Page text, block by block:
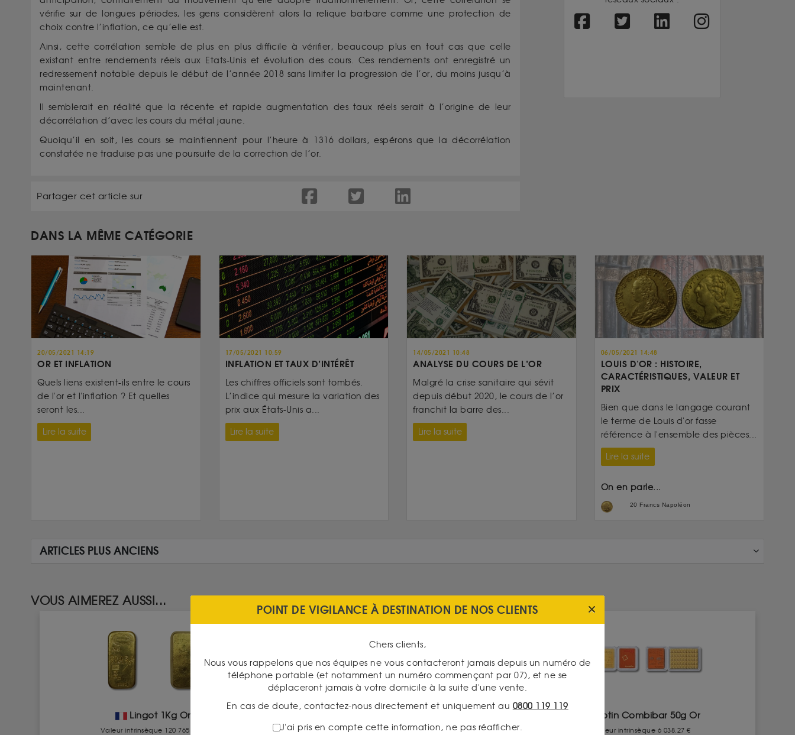
vérifie sur de longues périodes, les gens considèrent alors la relique barbare comme une protection de
choix contre l’inflation, ce qu’elle est.
Ainsi, cette corrélation semble de plus en plus difficile à vérifier, beaucoup plus en tout cas que celle
existant entre rendements réels aux Etats-Unis et évolution des cours. Ces rendements ont enregistré un
redressement notable depuis le début de l’année 2018 sans limiter la progression de l’or, du moins jusqu’à
maintenant.
Il semblerait en réalité que la récente et rapide augmentation des taux réels serait à l’origine de leur
décorrélation d’avec les cours du métal jaune.
Quoiqu’il en soit, les cours se maintiennent pour l’heure à 1316 dollars, espérons que la décorrélation
constatée ne traduise pas une poursuite de la correction de l’or.
Partager cet article sur
DANS LA MÊME CATÉGORIE
20/05/2021 14:19
OR ET INFLATION
Quels liens existent-ils entre le cours
de l'or et l'inflation ? Et quelles
seront les...
Lire la suite
17/05/2021 10:59
INFLATION ET TAUX D’INTÉRÊT
Les chiffres officiels sont tombés.
L’indice qui mesure la variation des
prix aux États-Unis a...
Lire la suite
14/05/2021 10:48
ANALYSE DU COURS DE L’OR
Malgré la crise sanitaire qui sévit
depuis début 2020, le cours de l’or
franchit la barre des...
Lire la suite
06/05/2021 14:48
LOUIS D'OR : HISTOIRE,
CARACTÉRISTIQUES, VALEUR ET
PRIX
Bien que dans le langage courant
le terme de Louis d'or fasse
référence à l'ensemble des pièces...
Lire la suite
On en parle...
20 Francs Napoléon
ARTICLES PLUS ANCIENS
VOUS AIMEREZ AUSSI...
Lingot 1Kg Or
Valeur intrinsèque 120 765.42 € Valeur intrinsèque 3 757.85 €
Lingotin Combibar 50g Or
Valeur intrinsèque 6 038.27 €
POINT DE VIGILANCE À DESTINATION DE NOS CLIENTS
Chers clients,
Nous vous rappelons que nos équipes ne vous contacteront jamais depuis un numéro de
téléphone portable (et notamment un numéro commençant par 07), et ne se
déplaceront jamais à votre domicile à la suite d'une vente.
En cas de doute, contactez-nous directement et uniquement au 0800 119 119
J'ai pris en compte cette information, ne pas réafficher.